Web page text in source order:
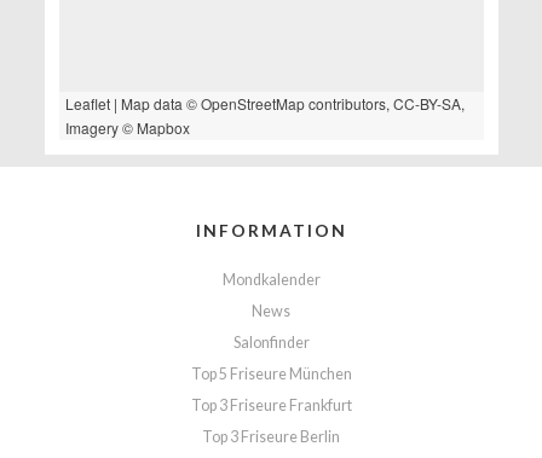
Leaflet| Map data ©OpenStreetMapcontributors, CC-BY-SA,
Imagery © Mapbox
INFORMATION
Mondkalender
News
Salonfinder
Top 5 Friseure München
Top 3 Friseure Frankfurt
Top 3 Friseure Berlin